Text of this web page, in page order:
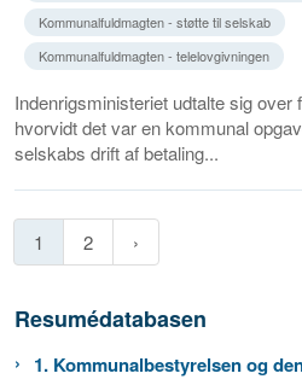
Kommunalfuldmagten - støtte til selskab
Kommunalfuldmagten - telelovgivningen
Indenrigsministeriet udtalte sig
hvorvidt det var en kommunal
selskabs drift af betaling...
1 2
Resumédatabasen
1. Kommunalbestyrelsen og